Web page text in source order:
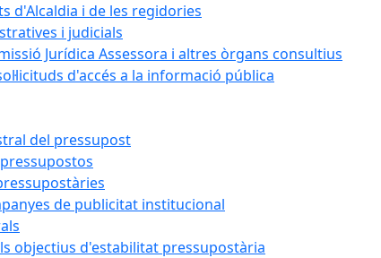
d'Alcaldia i de les regidories
i judicials
Jurídica Assessora i altres òrgans consultius
d'accés a la informació pública
del pressupost
de publicitat institucional
objectius d'estabilitat pressupostària